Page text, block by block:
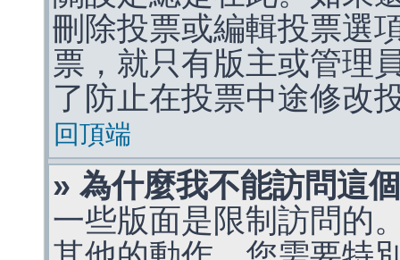
刪除投票或編輯投票選
票，就只有版主或管理
了防止在投票中途修改
回頂端
» 為什麼我不能訪問這
一些版面是限制訪問的